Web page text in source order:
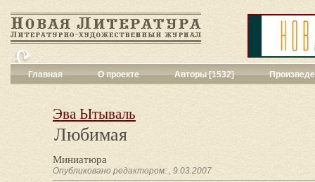
Главная О проекте Авторы [1532]
Сценарии[16]
Эва Ытываль
Любимая
Миниатюра
Опубликовано редактором: , 9.03.2007